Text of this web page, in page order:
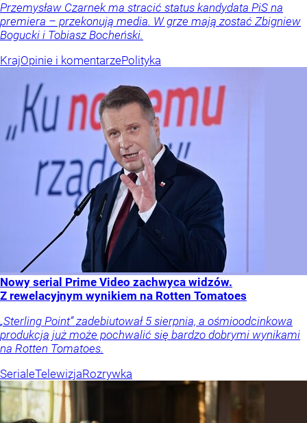
Przemysław Czarnek ma stracić status kandydata PiS na
premiera – przekonują media. W grze mają zostać Zbigniew
Bogucki i Tobiasz Bocheński.
KrajOpinie i komentarzePolityka
Nowy serial Prime Video zachwyca widzów.
Z rewelacyjnym wynikiem na Rotten Tomatoes
„Sterling Point” zadebiutował 5 sierpnia, a ośmioodcinkowa
produkcja już może pochwalić się bardzo dobrymi wynikami
na Rotten Tomatoes.
SerialeTelewizjaRozrywka